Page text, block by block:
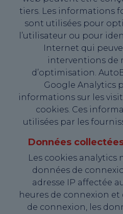
tiers. Les informations
sont utilisées pour
l’utilisateur ou pour
Internet qui
interventions de
d’optimisation.
Google Analytics
informations sur les
cookies. Ces
utilisées par les
Données
Les cookies analytics
données de
adresse IP affectée
heures de connexion
de connexion, les